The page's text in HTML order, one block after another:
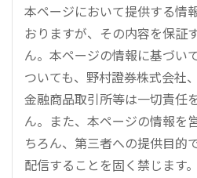
本ページにおいて提供する情
おりますが、その内容を保証
ん。本ページの情報に基づい
ついても、野村證券株式会社
金融商品取引所等は一切責任
ん。また、本ページの情報を
ちろん、第三者への提供目的
配信することを固く禁じます。